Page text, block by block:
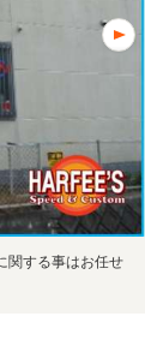
関する事はお任せ